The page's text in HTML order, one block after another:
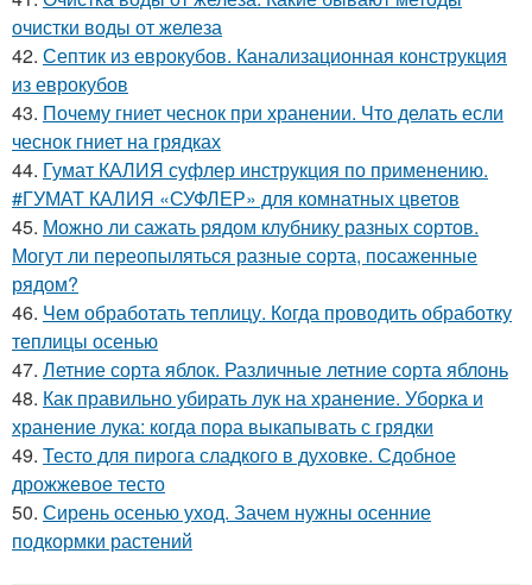
очистки воды от железа
42. Септик из еврокубов. Канализационная конструкция
из еврокубов
43. Почему гниет чеснок при хранении. Что делать если
чеснок гниет на грядках
44. Гумат КАЛИЯ суфлер инструкция по применению.
#ГУМАТ КАЛИЯ «СУФЛЕР» для комнатных цветов
45. Можно ли сажать рядом клубнику разных сортов.
Могут ли переопыляться разные сорта, посаженные
рядом?
46. Чем обработать теплицу. Когда проводить обработку
теплицы осенью
47. Летние сорта яблок. Различные летние сорта яблонь
48. Как правильно убирать лук на хранение. Уборка и
хранение лука: когда пора выкапывать с грядки
49. Тесто для пирога сладкого в духовке. Сдобное
дрожжевое тесто
50. Сирень осенью уход. Зачем нужны осенние
подкормки растений